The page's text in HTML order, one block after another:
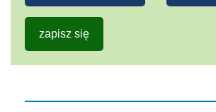
zapisz się